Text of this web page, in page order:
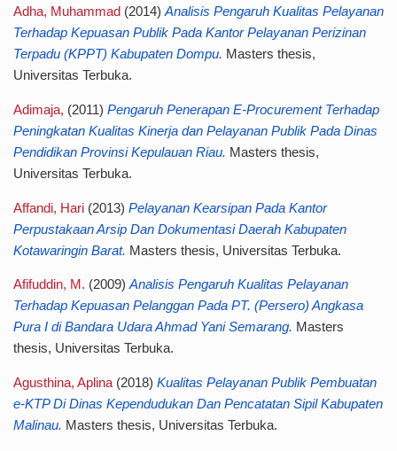
Adha, Muhammad (2014)Analisis Pengaruh Kualitas Pelayanan
Terhadap Kepuasan Publik Pada Kantor Pelayanan Perizinan
Terpadu (KPPT) Kabupaten Dompu. Masters thesis,
Universitas Terbuka.
Adimaja, (2011) Pengaruh Penerapan E-Procurement Terhadap
Peningkatan Kualitas Kinerja dan Pelayanan Publik Pada Dinas
Pendidikan Provinsi Kepulauan Riau. Masters thesis,
Universitas Terbuka.
Affandi, Hari(2013) Pelayanan Kearsipan Pada Kantor
Perpustakaan Arsip Dan Dokumentasi Daerah Kabupaten
Kotawaringin Barat. Masters thesis, Universitas Terbuka.
Afifuddin, M. (2009)Analisis Pengaruh Kualitas Pelayanan
Terhadap Kepuasan Pelanggan Pada PT. (Persero) Angkasa
Pura I di Bandara Udara Ahmad Yani Semarang. Masters
thesis, Universitas Terbuka.
Agusthina, Aplina(2018) Kualitas Pelayanan Publik Pembuatan
e-KTP Di Dinas Kependudukan Dan Pencatatan Sipil Kabupaten
Malinau. Masters thesis, Universitas Terbuka.